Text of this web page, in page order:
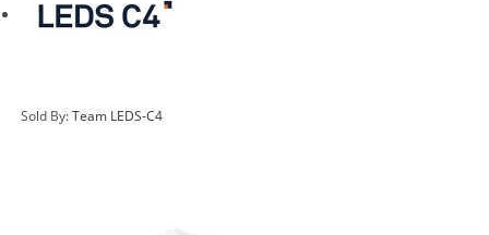
Sold By:Team LEDS-C4